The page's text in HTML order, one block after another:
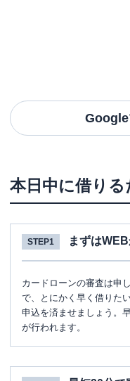
Google
本日中に借り
STEP1 まずは
カードローンの審査は申
で、とにかく早く借りた
申込を済ませましょう。
が行われます。